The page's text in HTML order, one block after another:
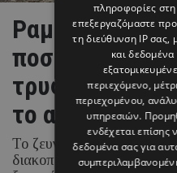
Ραμόνα &
ποστάλ» από το
τρυφερό
το απέραντο
Το ζευγάρι απολαμβάνει
διακοπές στα νησιά του
πληροφορίες
επεξεργαζόμαστε
τη διεύθυνση IP σας,
και
περιεχόμενο,
περιεχομένου,
υπηρεσιών.
ενδέχεται επίσης
δεδομένα σας για